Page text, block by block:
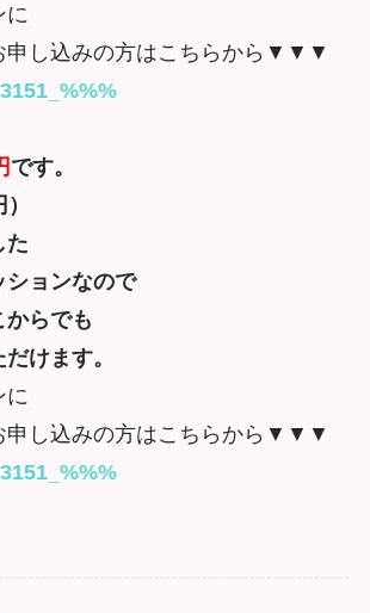
に
し込みの方はこちらから▼▼▼
です。
た
ションなので
らでも
けます。
に
し込みの方はこちらから▼▼▼